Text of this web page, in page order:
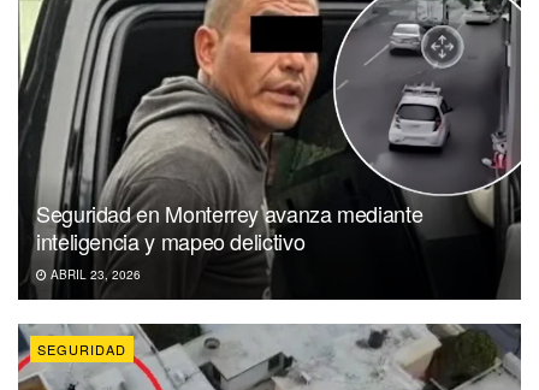
Seguridad en Monterrey avanza mediante
inteligencia y mapeo delictivo
ABRIL 23, 2026
SEGURIDAD